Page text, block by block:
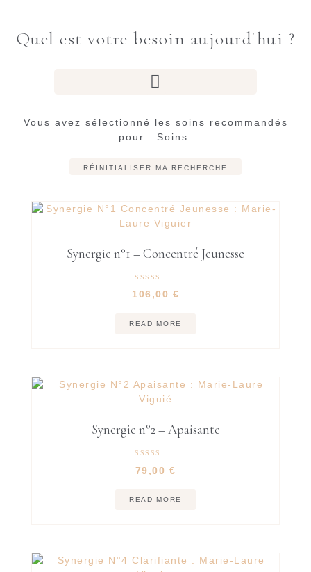
Quel est votre besoin aujourd'hui ?
Vous avez sélectionné les soins recommandés
pour : Soins.
RÉINITIALISER MA RECHERCHE
Synergie n°1 – Concentré Jeunesse
4.95
106,00 €
READ MORE
Synergie n°2 – Apaisante
5.00
out of 5
79,00 €
READ MORE